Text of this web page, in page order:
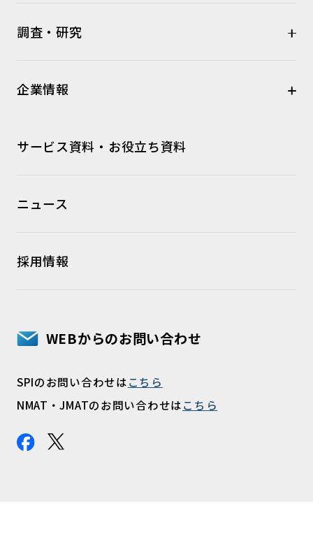
調査・研究
企業情報
サービス資料・お役立ち資料
ニュース
採用情報
WEBからのお問い合わせ
SPIのお問い合わせはこちら
NMAT・JMATのお問い合わせはこちら